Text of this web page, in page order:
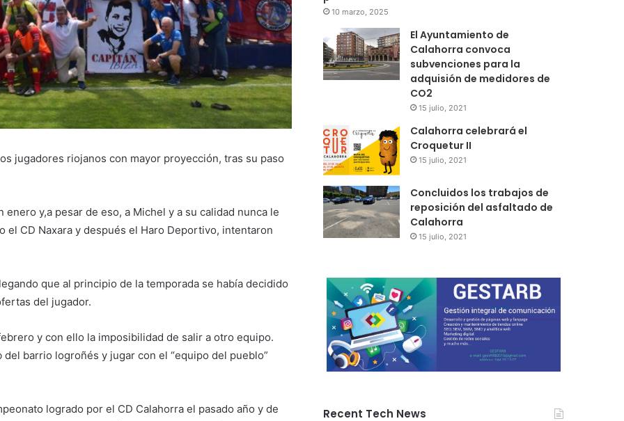
jugadores riojanos con mayor proyección, tras su paso
y,a pesar de eso, a Michel y a su calidad nunca le
CD Naxara y después el Haro Deportivo, intentaron
que al principio de la temporada se había decidido
del jugador.
y con ello la imposibilidad de salir a otro equipo.
barrio logroñés y jugar con el “equipo del pueblo”
logrado por el CD Calahorra el pasado año y de
10 marzo, 2025
El Ayuntamiento de
Calahorra convoca
subvenciones para la
adquisión de medidores de
CO2
15 julio, 2021
Calahorra celebrará el
Croquetur II
15 julio, 2021
Concluidos los trabajos de
reposición del asfaltado de
Calahorra
15 julio, 2021
Recent Tech News